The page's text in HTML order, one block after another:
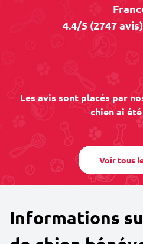
4.4/5 (2747 avis)
Les avis sont placés par
chien ai
Voir tous
Informations